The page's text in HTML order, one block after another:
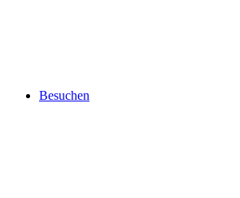
Besuchen